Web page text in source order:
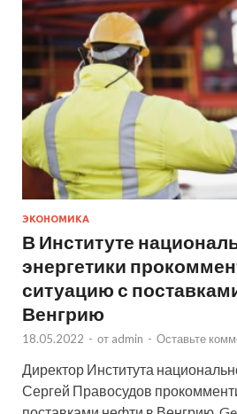
ЭКОНОМИКА
В Институте
энергетики
ситуацию с
Венгрию
18.05.2022 - от admin - Оставьте
Директор Института
Сергей Правосудов